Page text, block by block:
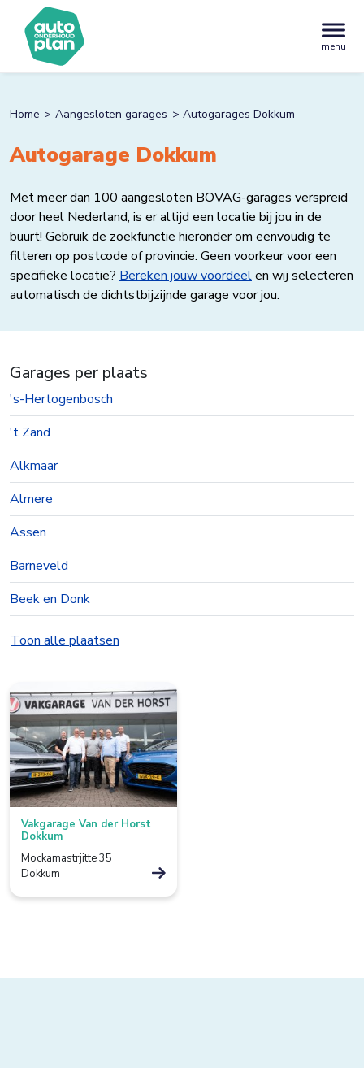
menu
Home Aangesloten garages Autogarages Dokkum
Autogarage Dokkum
Met meer dan 100 aangesloten BOVAG-garages verspreid
door heel Nederland, is er altijd een locatie bij jou in de
buurt! Gebruik de zoekfunctie hieronder om eenvoudig te
filteren op postcode of provincie. Geen voorkeur voor een
specifieke locatie? Bereken jouw voordeelen wij selecteren
automatisch de dichtstbijzijnde garage voor jou.
Garages per plaats
's-Hertogenbosch
't Zand
Alkmaar
Almere
Assen
Barneveld
Beek en Donk
Beesd
Bolsward
Borculo
Boxtel
Bredevoort
Bunnik
Bussum
Colmschate
Toon alle plaatsen
Vakgarage Van der Horst
Dokkum
Mockamastrjitte 35
Dokkum